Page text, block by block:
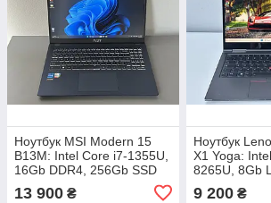
Ноутбук MSI Modern 15
B13M: Intel Core i7-1355U,
16Gb DDR4, 256Gb SSD
13 900 ₴
Ноутбук
X1 Yoga:
8265U, 8Gb
9 200₴